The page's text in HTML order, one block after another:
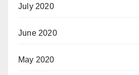
July 2020
June 2020
May 2020